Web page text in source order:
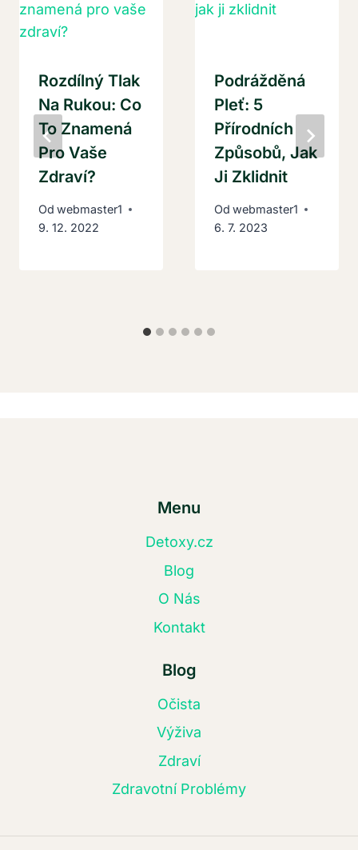
Rozdílný Tlak
Na Rukou: Co
To Znamená
Pro Vaše
Zdraví?
Od webmaster1
9. 12. 2022
Podrážděná
Pleť: 5
Přírodních
Způsobů, Jak
Ji Zklidnit
Od webmaster1
6. 7. 2023
Menu
Detoxy.cz
Blog
O Nás
Kontakt
Blog
Očista
Výživa
Zdraví
Zdravotní Problémy